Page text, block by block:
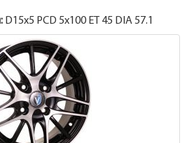
D15x5 PCD 5x100 ET 45 DIA 57.1